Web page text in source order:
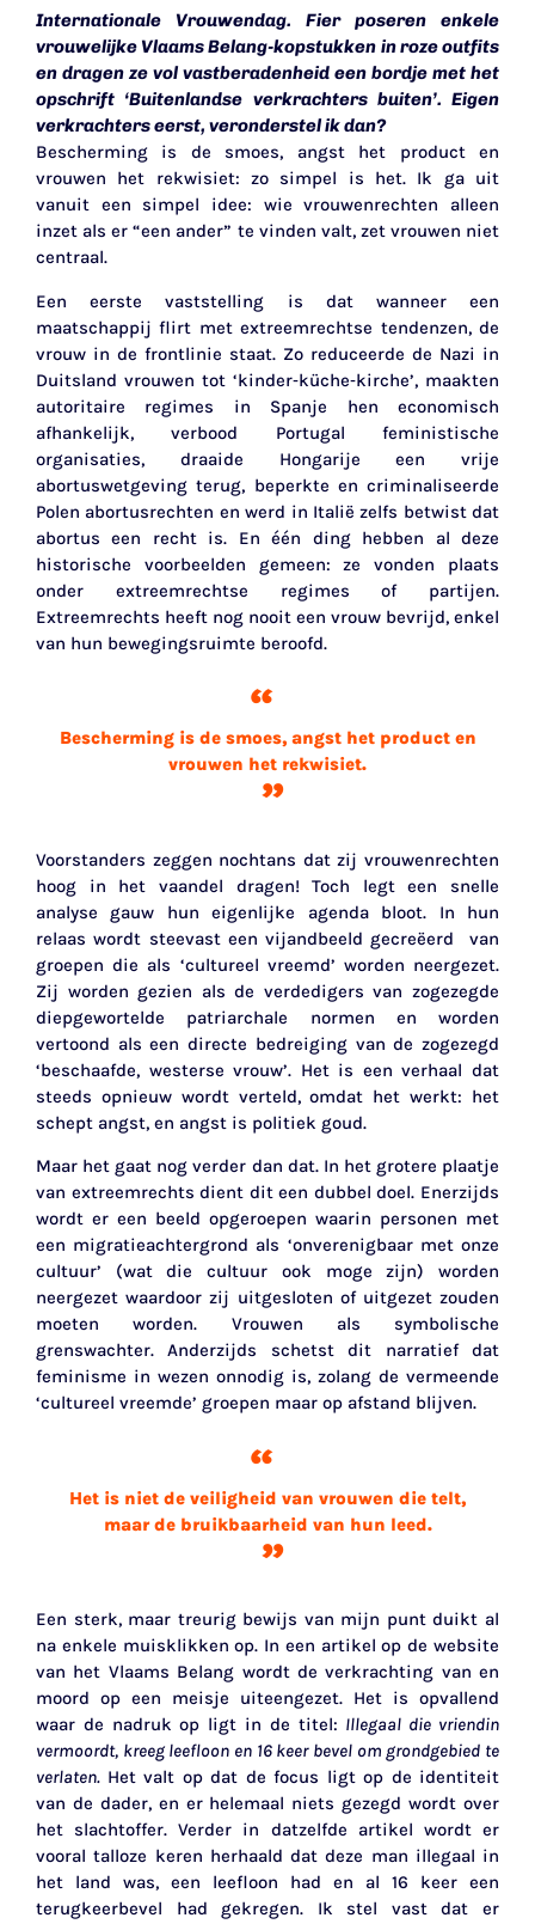
Internationale Vrouwendag. Fier poseren enkele
vrouwelijke Vlaams Belang-kopstukken in roze outfits
en dragen ze vol vastberadenheid een bordje met het
opschrift ‘Buitenlandse verkrachters buiten’. Eigen
verkrachters eerst, veronderstel ik dan?
Bescherming is de smoes, angst het product en
vrouwen het rekwisiet: zo simpel is het. Ik ga uit
vanuit een simpel idee: wie vrouwenrechten alleen
inzet als er “een ander” te vinden valt, zet vrouwen niet
centraal.
Een eerste vaststelling is dat wanneer een
maatschappij flirt met extreemrechtse tendenzen, de
vrouw in de frontlinie staat. Zo reduceerde de Nazi in
Duitsland vrouwen tot ‘kinder‑küche‑kirche’, maakten
autoritaire regimes in Spanje hen economisch
afhankelijk, verbood Portugal feministische
organisaties, draaide Hongarije een vrije
abortuswetgeving terug, beperkte en criminaliseerde
Polen abortusrechten en werd in Italië zelfs betwist dat
abortus een recht is. En één ding hebben al deze
historische voorbeelden gemeen: ze vonden plaats
onder extreemrechtse regimes of partijen.
Extreemrechts heeft nog nooit een vrouw bevrijd, enkel
van hun bewegingsruimte beroofd.
Bescherming is de smoes, angst het product en
vrouwen het rekwisiet.
Voorstanders zeggen nochtans dat zij vrouwenrechten
hoog in het vaandel dragen! Toch legt een snelle
analyse gauw hun eigenlijke agenda bloot. In hun
relaas wordt steevast een vijandbeeld gecreëerd van
groepen die als ‘cultureel vreemd’ worden neergezet.
Zij worden gezien als de verdedigers van zogezegde
diepgewortelde patriarchale normen en worden
vertoond als een directe bedreiging van de zogezegd
‘beschaafde, westerse vrouw’. Het is een verhaal dat
steeds opnieuw wordt verteld, omdat het werkt: het
schept angst, en angst is politiek goud.
Maar het gaat nog verder dan dat. In het grotere plaatje
van extreemrechts dient dit een dubbel doel. Enerzijds
wordt er een beeld opgeroepen waarin personen met
een migratieachtergrond als ‘onverenigbaar met onze
cultuur’ (wat die cultuur ook moge zijn) worden
neergezet waardoor zij uitgesloten of uitgezet zouden
moeten worden. Vrouwen als symbolische
grenswachter. Anderzijds schetst dit narratief dat
feminisme in wezen onnodig is, zolang de vermeende
‘cultureel vreemde’ groepen maar op afstand blijven.
Het is niet de veiligheid van vrouwen die telt,
maar de bruikbaarheid van hun leed.
Een sterk, maar treurig bewijs van mijn punt duikt al
na enkele muisklikken op. In een artikel op de website
van het Vlaams Belang wordt de verkrachting van en
moord op een meisje uiteengezet. Het is opvallend
waar de nadruk op ligt in de titel: Illegaal die vriendin
vermoordt, kreeg leefloon en 16 keer bevel om grondgebied te
verlaten. Het valt op dat de focus ligt op de identiteit
van de dader, en er helemaal niets gezegd wordt over
het slachtoffer. Verder in datzelfde artikel wordt er
vooral talloze keren herhaald dat deze man illegaal in
het land was, een leefloon had en al 16 keer een
terugkeerbevel had gekregen. Ik stel vast dat er